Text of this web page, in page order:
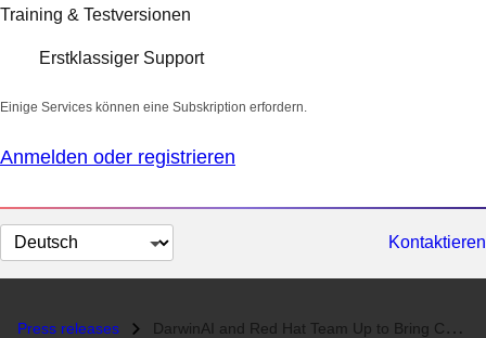
Training & Testversionen
Erstklassiger Support
Einige Services können eine Subskription erfordern.
Anmelden oder registrieren
Sprache
auswählen
Kontaktieren
Press releases DarwinAI and Red Hat Team Up to Bring COVID-Net Radiography Screening...